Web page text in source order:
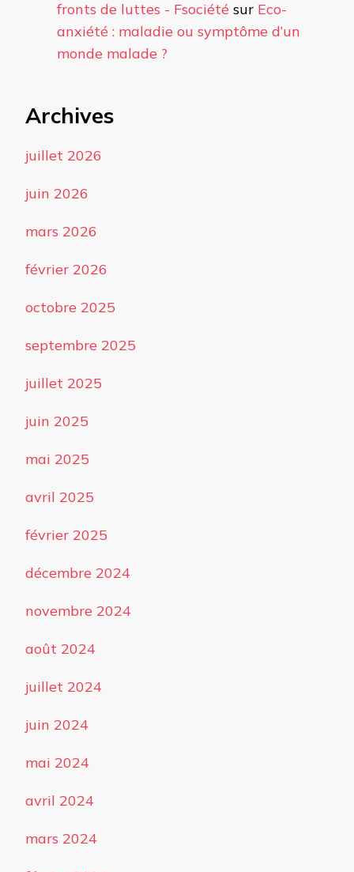
fronts de luttes - Fsociété sur Eco-
anxiété : maladie ou symptôme d’un
monde malade ?
Archives
juillet 2026
juin 2026
mars 2026
février 2026
octobre 2025
septembre 2025
juillet 2025
juin 2025
mai 2025
avril 2025
février 2025
décembre 2024
novembre 2024
août 2024
juillet 2024
juin 2024
mai 2024
avril 2024
mars 2024